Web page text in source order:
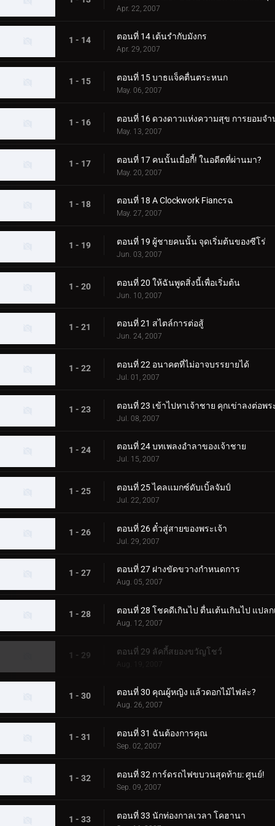
Apr. 22, 2007
1 - 14 ตอนที่ 14 เต้นรำกับมังกร
Apr. 29, 2007
1 - 15 ตอนที่ 15 บาธแจ็คตื่นตระหนก
May. 06, 2007
1 - 16 ตอนที่ 16 ดวงดาวแห่งความสุข การยอมจ
May. 13, 2007
1 - 17 ตอนที่ 17 คนนั้นเมื่อกี้! ในอดีตที่ผ่านมา?
May. 20, 2007
1 - 18 ตอนที่ 18 A Clockwork Fiancรฉ
May. 27, 2007
1 - 19 ตอนที่ 19 ผู้ชายคนนั้น จุดเริ่มต้นของซีโร่
Jun. 03, 2007
1 - 20 ตอนที่ 20 ให้ฉันพูดสิ่งนี้เพื่อเริ่มต้น
Jun. 10, 2007
1 - 21 ตอนที่ 21 สไตล์การต่อสู้
Jun. 24, 2007
1 - 22 ตอนที่ 22 อนาคตที่ไม่อาจบรรยายได้
Jul. 01, 2007
1 - 23 ตอนที่ 23 เข้าไปหาเจ้าชาย คุกเข่าลงต่อพร
Jul. 08, 2007
1 - 24 ตอนที่ 24 บทเพลงอำลาของเจ้าชาย
Jul. 15, 2007
1 - 25 ตอนที่ 25 ไคลแมกซ์ดับเบิ้ลจัมป์
Jul. 22, 2007
1 - 26 ตอนที่ 26 ตั๋วสู่สายของพระเจ้า
Jul. 29, 2007
1 - 27 ตอนที่ 27 ฝางขัดขวางกำหนดการ
Aug. 05, 2007
1 - 28 ตอนที่ 28 โชคดีเกินไป ตื่นเต้นเกินไป แปลก
Aug. 12, 2007
1 - 29 ตอนที่ 29 ลัคกี้สยองขวัญโชว์
Aug. 19, 2007
1 - 30 ตอนที่ 30 คุณผู้หญิง แล้วดอกไม้ไฟล่ะ?
Aug. 26, 2007
1 - 31 ตอนที่ 31 ฉันต้องการคุณ
Sep. 02, 2007
1 - 32 ตอนที่ 32 การ์ดรถไฟขบวนสุดท้าย: ศูนย์!
Sep. 09, 2007
1 - 33 ตอนที่ 33 นักท่องกาลเวลา โคฮานา